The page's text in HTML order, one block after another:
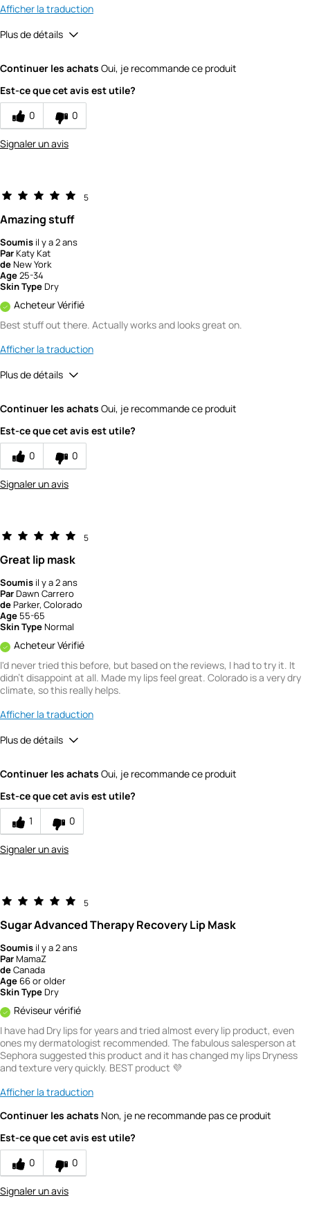
Afficher la traduction
Plus de détails
Continuer les achats Oui, je recommande ce produit
Est-ce que cet avis est utile?
0
0
Signaler un avis
5
Amazing stuff
Soumis il y a 2 ans
ParKaty Kat
deNew York
Age25-34
Skin TypeDry
Acheteur Vérifié
Best stuff out there. Actually works and looks great on.
Afficher la traduction
Plus de détails
Continuer les achats Oui, je recommande ce produit
Est-ce que cet avis est utile?
0
0
Signaler un avis
5
Great lip mask
Soumis il y a 2 ans
ParDawn Carrero
deParker, Colorado
Age 55-65
Skin TypeNormal
Acheteur Vérifié
I'd never tried this before, but based on the reviews, I had to try it. It
didn't disappoint at all. Made my lips feel great. Colorado is a very dry
climate, so this really helps.
Afficher la traduction
Plus de détails
Continuer les achats Oui, je recommande ce produit
Est-ce que cet avis est utile?
1
0
Signaler un avis
5
Sugar Advanced Therapy Recovery Lip Mask
Soumis il y a 2 ans
ParMamaZ
deCanada
Age66 or older
Skin TypeDry
Réviseur vérifié
I have had Dry lips for years and tried almost every lip product, even
ones my dermatologist recommended. The fabulous salesperson at
Sephora suggested this product and it has changed my lips Dryness
and texture very quickly. BEST product 💜
Afficher la traduction
Continuer les achats Non, je ne recommande pas ce produit
Est-ce que cet avis est utile?
0
0
Signaler un avis